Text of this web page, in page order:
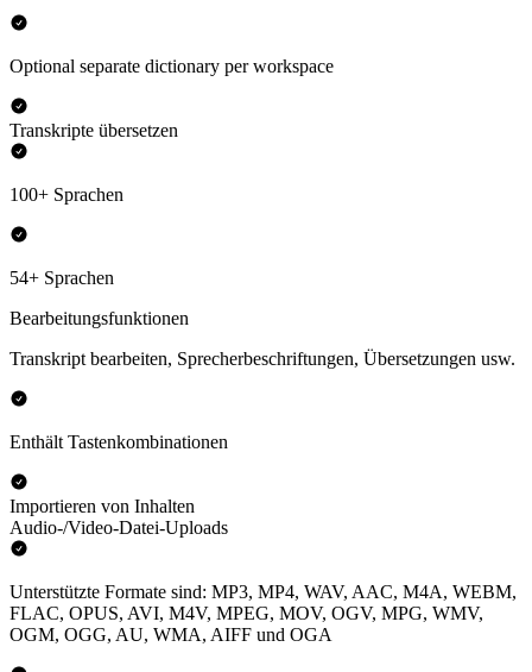
Optional separate dictionary per workspace
Transkripte übersetzen
100+ Sprachen
54+ Sprachen
Bearbeitungsfunktionen
Transkript bearbeiten, Sprecherbeschriftungen, Übersetzungen usw.
Enthält Tastenkombinationen
Importieren von Inhalten
Audio-/Video-Datei-Uploads
Unterstützte Formate sind: MP3, MP4, WAV, AAC, M4A, WEBM,
FLAC, OPUS, AVI, M4V, MPEG, MOV, OGV, MPG, WMV,
OGM, OGG, AU, WMA, AIFF und OGA